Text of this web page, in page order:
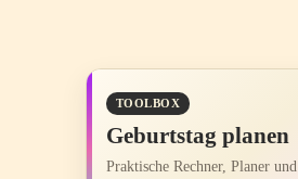
TOOLBOX
Geburtstag planen
Praktische Rechner, Planer und